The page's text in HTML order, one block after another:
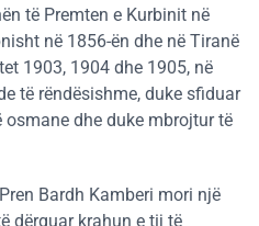
të Premten e Kurbinit në
në 1856-ën dhe në Tiranë
1903, 1904 dhe 1905, në
të rëndësishme, duke sfiduar
dhe duke mbrojtur të
Bardh Kamberi mori një
dërguar krahun e tij të